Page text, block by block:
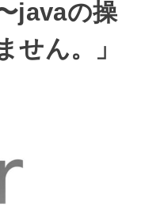
javaの操
せん。」